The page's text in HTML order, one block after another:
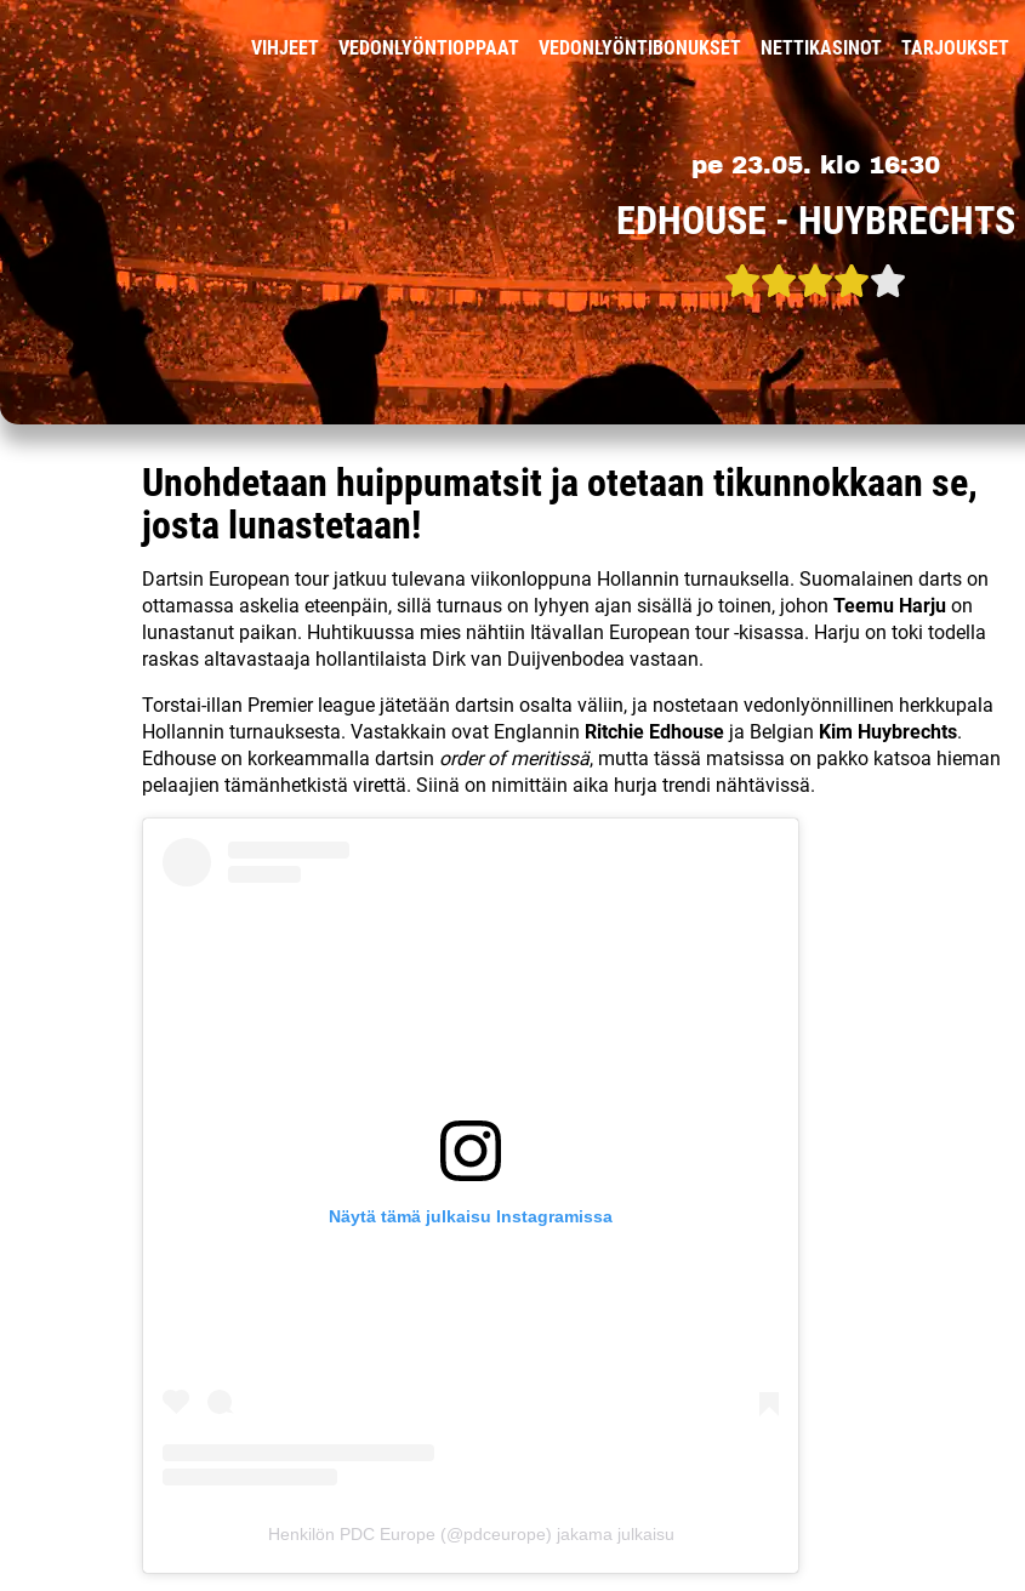
VIHJEET VEDONLYÖNTIOPPAAT VEDONLYÖNTIBONUKSET NETTIKASINOT TARJOUKSET
pe 23.05. klo 16:30
EDHOUSE - HUYBRECHTS
Unohdetaan huippumatsit ja otetaan tikunnokkaan se,
josta lunastetaan!
Dartsin European tour jatkuu tulevana viikonloppuna Hollannin turnauksella. Suomalainen darts on
ottamassa askelia eteenpäin, sillä turnaus on lyhyen ajan sisällä jo toinen, johon Teemu Harju on
lunastanut paikan. Huhtikuussa mies nähtiin Itävallan European tour -kisassa. Harju on toki todella
raskas altavastaaja hollantilaista Dirk van Duijvenbodea vastaan.
Torstai-illan Premier league jätetään dartsin osalta väliin, ja nostetaan vedonlyönnillinen herkkupala
Hollannin turnauksesta. Vastakkain ovat Englannin Ritchie Edhouse ja Belgian Kim Huybrechts.
Edhouse on korkeammalla dartsin order of meritissä, mutta tässä matsissa on pakko katsoa hieman
pelaajien tämänhetkistä virettä. Siinä on nimittäin aika hurja trendi nähtävissä.
Näytä tämä julkaisu Instagramissa
Henkilön PDC Europe (@pdceurope) jakama julkaisu